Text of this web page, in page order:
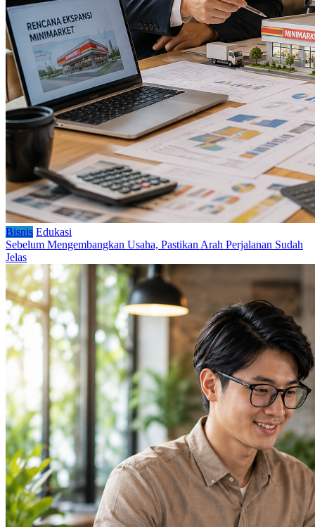
Bisnis Edukasi
Sebelum Mengembangkan Usaha, Pastikan Arah Perjalanan Sudah
Jelas